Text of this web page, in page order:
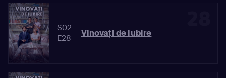
S02
E28
Vinovaţi de iubire